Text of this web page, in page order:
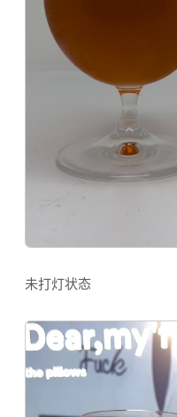
未打灯状态